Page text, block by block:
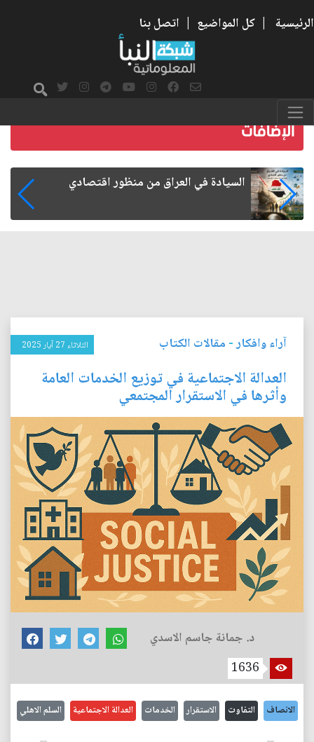
الرئيسية | كل المواضيع | اتصل بنا
ما بعد الأربعين.. كيف اتسعت الزيارة من هويتها
آراء وافكار- مقالات الكتاب الثلاثاء 27 آيار 2025
العدالة الاجتماعية في توزيع الخدمات العامة
وأثرها في الاستقرار المجتمعي
د. جمانة جاسم الاسدي
1636
الانصاف التفاوت الاستقرار الخدمات العدالة الاجتماعية السلم الاهلي